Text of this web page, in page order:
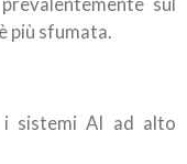
sul
più sfumata.
i sistemi AI ad alto